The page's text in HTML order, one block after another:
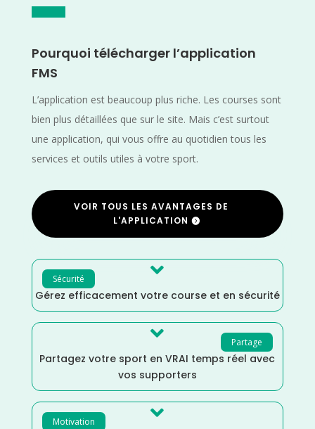
Pourquoi télécharger l’application
FMS
L’application est beaucoup plus riche. Les courses sont
bien plus détaillées que sur le site. Mais c’est surtout
une application, qui vous offre au quotidien tous les
services et outils utiles à votre sport.
VOIR TOUS LES AVANTAGES DE
L'APPLICATION
Sécurité 
Gérez efficacement votre course et en sécurité
Partage

Partagez votre sport en VRAI temps réel avec
vos supporters
Motivation 